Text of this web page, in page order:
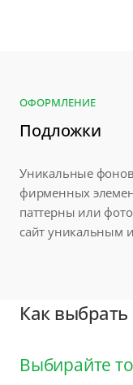
ОФОРМЛЕНИЕ
Подложки
Уникальные
фирменных
паттерны или
сайт уникальным
Как выбрать
Выбирайте